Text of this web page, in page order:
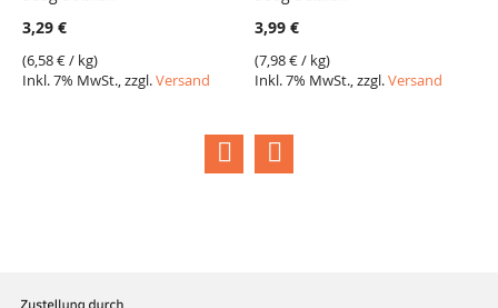
3,29 €
(6,58 €/ kg)
Inkl. 7% MwSt., zzgl.Versand
3,99 €
(7,98 €/ kg)
Inkl. 7% MwSt., zzgl.Versand